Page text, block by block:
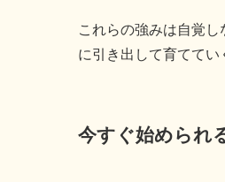
これらの強みは自覚
に引き出して育ててい
今すぐ始められ